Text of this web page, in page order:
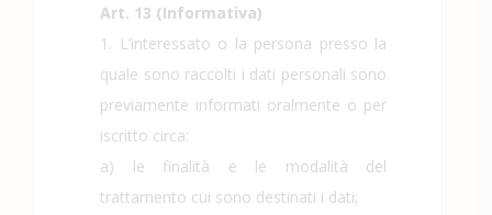
Art. 13 (Informativa)
1. L’interessato o la persona presso la
quale sono raccolti i dati personali sono
previamente informati oralmente o per
iscritto circa:
a) le finalità e le modalità del
trattamento cui sono destinati i dati;